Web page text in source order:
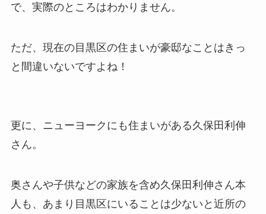
で、実際のところはわかりません。
ただ、現在の目黒区の住まいが豪邸なことはきっ
と間違いないですよね！
更に、ニューヨークにも住まいがある久保田利伸
さん。
奥さんや子供などの家族を含め久保田利伸さん本
人も、あまり目黒区にいることは少ないと近所の